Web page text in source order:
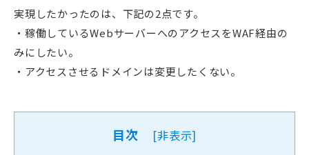
実現したかったのは、下記の2点です。
・稼働しているWebサーバーへのアクセスをWAF経由の
みにしたい。
・アクセスさせるドメインは変更したくない。
目次 [非表示]